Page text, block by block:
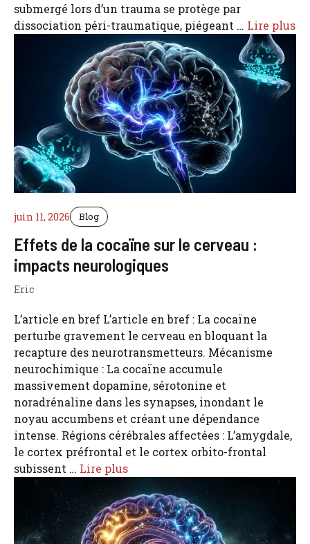
submergé lors d’un trauma se protège par
dissociation péri-traumatique, piégeant … Lire plus
juin 11, 2026 Blog
Effets de la cocaïne sur le cerveau :
impacts neurologiques
Eric
L’article en bref L’article en bref : La cocaïne
perturbe gravement le cerveau en bloquant la
recapture des neurotransmetteurs. Mécanisme
neurochimique : La cocaïne accumule
massivement dopamine, sérotonine et
noradrénaline dans les synapses, inondant le
noyau accumbens et créant une dépendance
intense. Régions cérébrales affectées : L’amygdale,
le cortex préfrontal et le cortex orbito-frontal
subissent … Lire plus